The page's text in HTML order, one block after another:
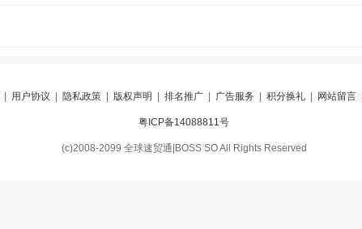
用户协议 隐私政策 版权声明 排名推广 广告服务 积分换礼 网站留言
粤ICP备14088811号
(c)2008-2099 全球速贸通|BOSS SO All Rights Reserved